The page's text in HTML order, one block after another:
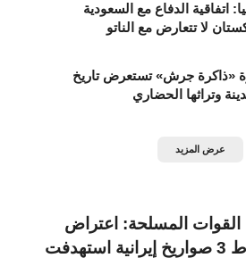
اتفاقية الدفاع مع السعودية
لا تتعارض مع الناتو
«ذاكرة جرش» تستعرض تاريخ
وتراثها الحضاري
عرض المزيد
المسلحة: اعتراض
وإسقاط 3 صواريخ إيرانية استهدفت